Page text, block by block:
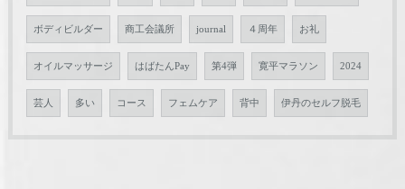
ボディビルダー 商工会議所 journal ４周年 お礼
オイルマッサージ はばたんPay 第4弾 寛平マラソン 2024
芸人 多い コース フェムケア 背中 伊丹のセルフ脱毛